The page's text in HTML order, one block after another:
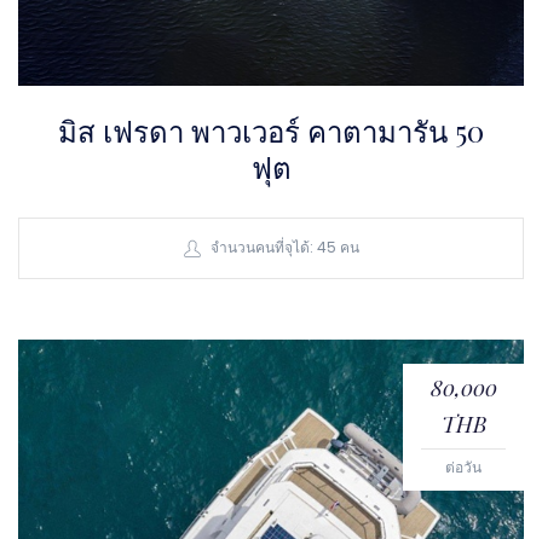
มิส เฟรดา พาวเวอร์ คาตามารัน 50
ฟุต
จำนวนคนที่จุได้: 45 คน
80,000
THB
ต่อวัน